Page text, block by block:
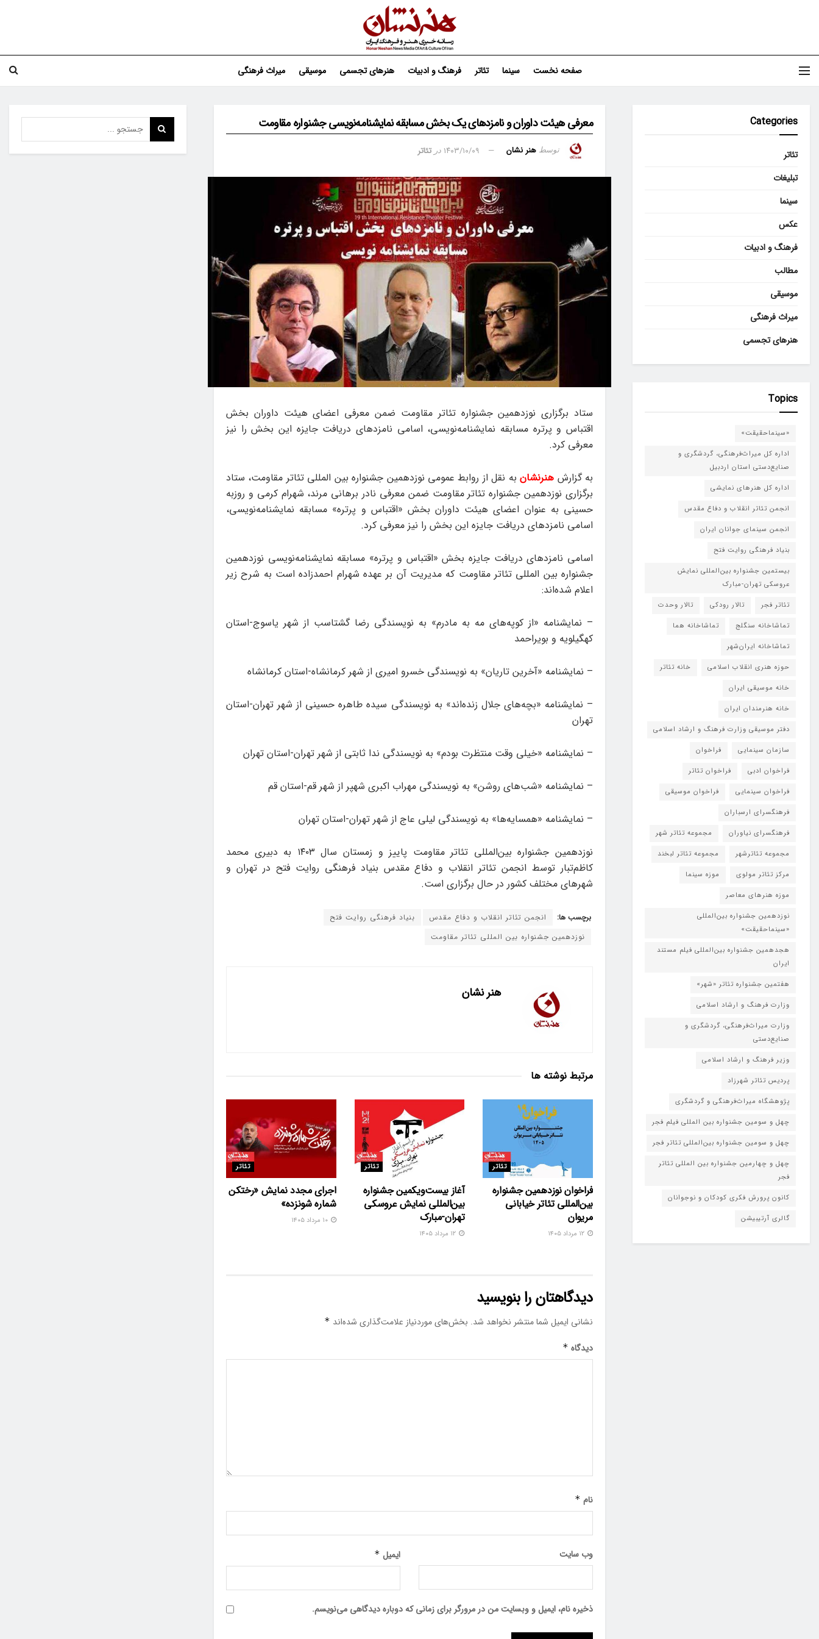
صفحه نخست سینما تئاتر فرهنگ و ادبیات هنرهای تجسمی موسیقی میراث فرهنگی
معرفی هیئت داوران و نامزدهای یک بخش مسابقه نمایشنامه‌نویسی جشنواره مقاومت
توسط هنر نشان ۱۴۰۳/۱۰/۰۹ در تئاتر
ستاد برگزاری نوزدهمین جشنواره تئاتر مقاومت ضمن معرفی اعضای هیئت داوران بخش
اقتباس و پرتره مسابقه نمایشنامه‌نویسی، اسامی نامزدهای دریافت جایزه این بخش را نیز
معرفی کرد.
به گزارش هنرنشان به نقل از روابط عمومی نوزدهمین جشنواره بین المللی تئاتر مقاومت، ستاد
برگزاری نوزدهمین جشنواره تئاتر مقاومت ضمن معرفی نادر برهانی مرند، شهرام کرمی و روزبه
حسینی به عنوان اعضای هیئت داوران بخش «اقتباس و پرتره» مسابقه نمایشنامه‌نویسی،
اسامی نامزدهای دریافت جایزه این بخش را نیز معرفی کرد.
اسامی نامزدهای دریافت جایزه بخش «اقتباس و پرتره» مسابقه نمایشنامه‌نویسی نوزدهمین
جشنواره بین المللی تئاتر مقاومت که مدیریت آن بر عهده شهرام احمدزاده است به شرح زیر
اعلام شده‌اند:
– نمایشنامه «از کوپه‌های مه به مادرم» به نویسندگی رضا گشتاسب از شهر یاسوج-استان
کهگیلویه و بویراحمد
– نمایشنامه «آخرین تاریان» به نویسندگی خسرو امیری از شهر کرمانشاه-استان کرمانشاه
– نمایشنامه «بچه‌های جلال زنده‌اند» به نویسندگی سیده طاهره حسینی از شهر تهران-استان
تهران
– نمایشنامه «خیلی وقت منتظرت بودم» به نویسندگی ندا ثابتی از شهر تهران-استان تهران
– نمایشنامه «شب‌های روشن» به نویسندگی مهراب اکبری شهپر از شهر قم-استان قم
– نمایشنامه «همسایه‌ها» به نویسندگی لیلی عاج از شهر تهران-استان تهران
نوزدهمین جشنواره بین‌المللی تئاتر مقاومت پاییز و زمستان سال ۱۴۰۳ به دبیری محمد
کاظم‌تبار توسط انجمن تئاتر انقلاب و دفاع مقدس بنیاد فرهنگی روایت فتح در تهران و
شهرهای مختلف کشور در حال برگزاری است.
برچسب ها: انجمن تئاتر انقلاب و دفاع مقدس
بنیاد فرهنگی روایت فتح
نوزدهمین جشنواره بین المللی تئاتر مقاومت
هنر نشان
مرتبط نوشته ها
تئاتر
فراخوان نوزدهمین جشنواره
بین‌المللی تئاتر خیابانی
مریوان
تئاتر
آغاز بیست‌ویکمین جشنواره
بین‌المللی نمایش عروسکی
تهران-مبارک
تئاتر
اجرای مجدد نمایش «رختکن
شماره شونزده»
۱۰ مرداد ۱۴۰۵
دیدگاهتان را بنویسید
نشانی ایمیل شما منتشر نخواهد شد. بخش‌های موردنیاز علامت‌گذاری شده‌اند *
دیدگاه *
نام *
ایمیل * وب‌ سایت
ذخیره نام، ایمیل و وبسایت من در مرورگر برای زمانی که دوباره دیدگاهی می‌نویسم.
Categories
تئاتر
تبلیغات
سینما
عکس
فرهنگ و ادبیات
مطالب
موسیقی
میراث فرهنگی
هنرهای تجسمی
Topics
«سینماحقیقت»
اداره کل میراث‌فرهنگی، گردشگری و
صنایع‌دستی استان اردبیل
اداره کل هنرهای نمایشی
انجمن تئاتر انقلاب و دفاع مقدس
انجمن سینمای جوانان ایران
بنیاد فرهنگی روایت فتح
بیستمین جشنواره بین‌المللی نمایش
عروسکی تهران-مبارک
تئاتر فجر
تالار رودکی
تالار وحدت
تماشاخانه سنگلج
تماشاخانه هما
تماشاخانه‌ ایران‌شهر
حوزه هنری انقلاب اسلامی
خانه تئاتر
خانه موسیقی ایران
خانه هنرمندان ایران
دفتر موسیقی وزارت فرهنگ و ارشاد اسلامی
سازمان سینمایی
فراخوان
فراخوان ادبی
فراخوان تئاتر
فراخوان سینمایی
فراخوان موسیقی
فرهنگسرای ارسباران
فرهنگسرای نیاوران
مجموعه تئاتر شهر
مجموعه تئاترشهر
مجموعه تئاتر لبخند
مرکز تئاتر مولوی
موزه سینما
موزه هنرهای معاصر
نوزدهمین جشنواره بین‌المللی
«سینماحقیقت»
هجدهمین جشنواره بین‌المللی فیلم مستند
ایران
هفتمین جشنواره تئاتر «شهر»
وزارت فرهنگ و ارشاد اسلامی
وزارت میراث‌فرهنگی، گردشگری و
صنایع‌دستی
وزیر فرهنگ و ارشاد اسلامی
پردیس تئاتر شهرزاد
پژوهشگاه میراث‌فرهنگی و گردشگری
چهل و سومین جشنواره بین المللی فیلم فجر
چهل و سومین جشنواره بین‌المللی تئاتر فجر
چهل و چهارمین جشنواره بین المللی تئاتر
فجر
کانون پرورش فکری کودکان و نوجوانان
گالری آرتیبیشن